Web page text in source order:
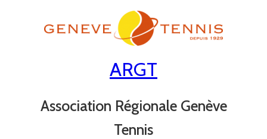
ARGT
Association Régionale Genève
Tennis